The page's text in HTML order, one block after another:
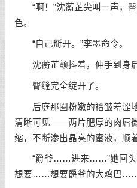
“啊！”沈蘅芷尖叫一声，臀
色。
“自己掰开。”李墨命令。
沈蘅芷颤抖着，伸手到身后
臀缝完全绽开了。
后庭那圈粉嫩的褶皱羞涩
清晰可见——两片肥厚的肉唇
缩，不断渗出晶亮的蜜液，顺
“爵爷……进来……”她回头看
想要……想要爵爷的大鸡巴